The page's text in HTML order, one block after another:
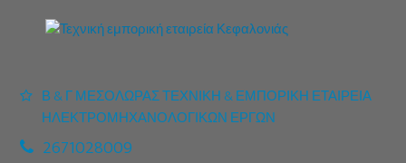
Β & Γ ΜΕΣΟΛΩΡΑΣ ΤΕΧΝΙΚΗ & ΕΜΠΟΡΙΚΗ ΕΤΑΙΡΕΙΑ
ΗΛΕΚΤΡΟΜΗΧΑΝΟΛΟΓΙΚΩΝ ΕΡΓΩΝ
2671028009